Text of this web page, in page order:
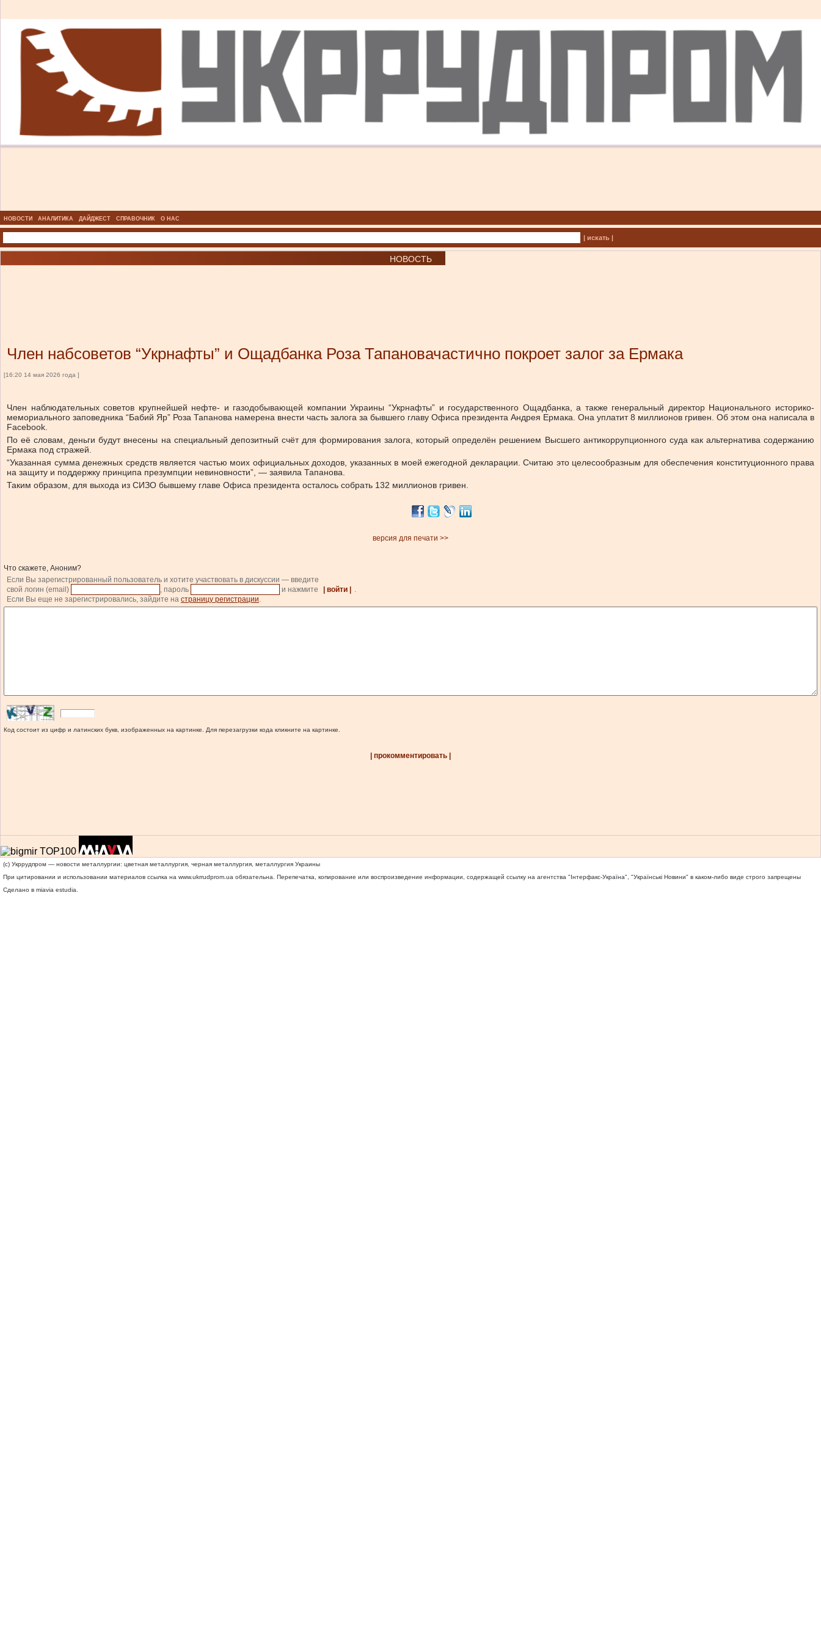
НОВОСТИ АНАЛИТИКА ДАЙДЖЕСТ СПРАВОЧНИК О НАС
| искать |
НОВОСТЬ
Член набсоветов “Укрнафты” и Ощадбанка Роза Тапановачастично покроет залог за Ермака
[16:20 14 мая 2026 года ]
Член наблюдательных советов крупнейшей нефте- и газодобывающей компании Украины “Укрнафты” и государственного Ощадбанка, а также генеральный директор Национального историко-
мемориального заповедника “Бабий Яр” Роза Тапанова намерена внести часть залога за бывшего главу Офиса президента Андрея Ермака. Она уплатит 8 миллионов гривен. Об этом она написала в
Facebook.
По её словам, деньги будут внесены на специальный депозитный счёт для формирования залога, который определён решением Высшего антикоррупционного суда как альтернатива содержанию
Ермака под стражей.
“Указанная сумма денежных средств является частью моих официальных доходов, указанных в моей ежегодной декларации. Считаю это целесообразным для обеспечения конституционного права
на защиту и поддержку принципа презумпции невиновности”, — заявила Тапанова.
Таким образом, для выхода из СИЗО бывшему главе Офиса президента осталось собрать 132 миллионов гривен.
версия для печати >>
Что скажете, Аноним?
Если Вы зарегистрированный пользователь и хотите участвовать в дискуссии — введите
свой логин (email)
, пароль и нажмите | войти |
.
Если Вы еще не зарегистрировались, зайдите на страницу регистрации.
Код состоит из цифр и латинских букв, изображенных на картинке. Для перезагрузки кода кликните на картинке.
| прокомментировать |
(c) Укррудпром — новости металлургии: цветная металлургия, черная металлургия, металлургия Украины
При цитировании и использовании материалов ссылка на www.ukrrudprom.ua обязательна. Перепечатка, копирование или воспроизведение информации, содержащей ссылку на агентства "Iнтерфакс-Україна", "Українськi Новини" в каком-либо виде строго запрещены
Сделано в miavia estudia.